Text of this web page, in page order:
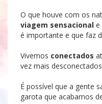
O que houve com os
viagem sensacional e
é importante e que faz
Vivemos conectados
vez mais
É possível que a gente
garota que acabamos